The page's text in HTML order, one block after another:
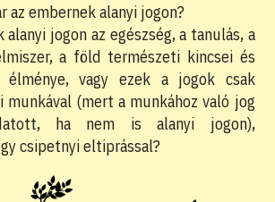
az embernek alanyi jogon?
alanyi jogon az egészség, a tanulás, a
a föld természeti kincsei és
élménye, vagy ezek a jogok csak
munkával (mert a munkához való jog
ha nem is alanyi jogon),
csipetnyi eltiprással?